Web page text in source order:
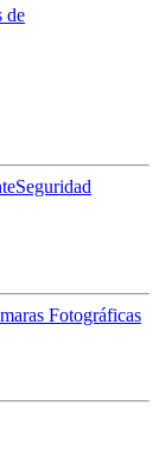
de
Seguridad
Fotográficas